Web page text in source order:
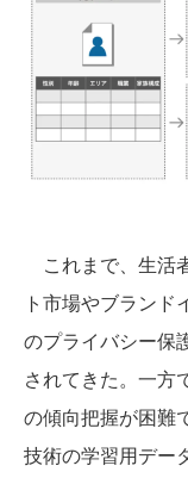
これまで、生活
ト市場やブラン
のプライバシー保
されてきた。一方
の傾向把握が困難
技術の学習用デー